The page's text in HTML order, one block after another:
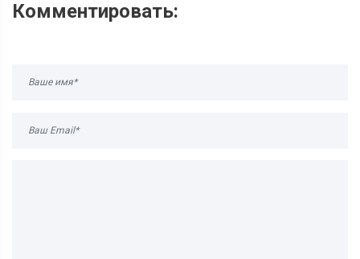
Комментировать: